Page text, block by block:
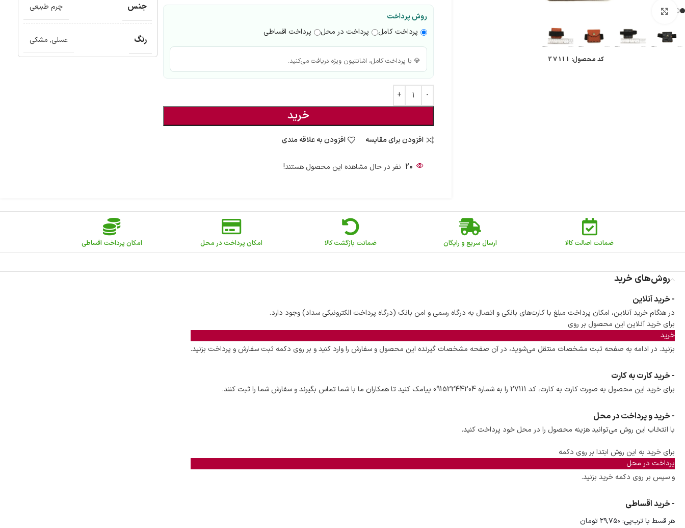
کد محصول: 27111
جنس چرم طبیعی
رنگ عسلی, مشکی
روش پرداخت
پرداخت کامل
پرداخت در محل پرداخت اقساطی
💎 با پرداخت کامل، اشانتیون ویژه دریافت می‌کنید.
خرید
افزودن برای مقایسه افزودن به علاقه مندی
20 نفر در حال مشاهده این محصول هستند!
ضمانت اصالت کالا ارسال سریع و رایگان ضمانت بازگشت کالا امکان پرداخت در محل امکان پرداخت اقساطی
روش‌های خرید
- خرید آنلاین
در هنگام خرید آنلاین، امکان پرداخت مبلغ با کارت‌های بانکی و اتصال به درگاه رسمی و امن بانک (درگاه پرداخت الکترونیکی سداد) وجود دارد.
برای خرید آنلاین این محصول بر روی
خرید
بزنید. در ادامه به صفحه ثبت مشخصات منتقل می‌شوید، در آن صفحه مشخصات گیرنده این محصول و سفارش را وارد کنید و بر روی دکمه ثبت سفارش و پرداخت بزنید.
- خرید کارت به کارت
برای خرید این محصول به صورت کارت به کارت، کد 27111 را به شماره 09152244204 پیامک کنید تا همکاران ما با شما تماس بگیرند و سفارش شما را ثبت کنند.
- خرید و پرداخت در محل
با انتخاب این روش می‌توانید هزینه محصول را در محل خود پرداخت کنید.
برای خرید به این روش ابتدا بر روی دکمه
پرداخت در محل
و سپس بر روی دکمه خرید بزنید.
- خرید اقساطی
هر قسط با ترب‌پی: ۲۹,۷۵۰تومان